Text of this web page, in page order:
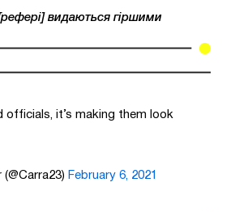
видаються гіршими
officials, it’s making them look
February 6, 2021